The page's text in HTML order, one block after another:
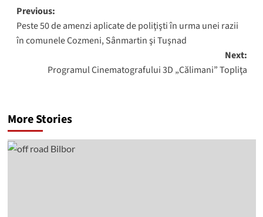
Post
navigation
Previous:
Peste 50 de amenzi aplicate de poliţişti în urma unei razii
în comunele Cozmeni, Sânmartin şi Tuşnad
Next:
Programul Cinematografului 3D „Călimani” Topliţa
More Stories